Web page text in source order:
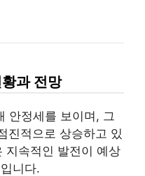
과 전망
안정세를 보이며, 그
진적으로 상승하고 있
지속적인 발전이 예상
니다.